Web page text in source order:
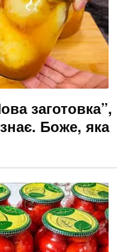
заготовка”,
Боже, яка